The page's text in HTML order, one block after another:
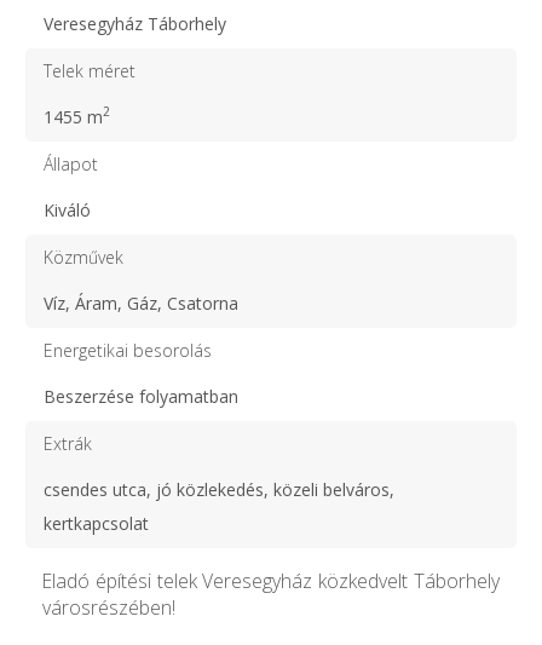
Veresegyház Táborhely
Telek méret
1455 m2
Állapot
Kiváló
Közművek
Víz, Áram, Gáz, Csatorna
Energetikai besorolás
Beszerzése folyamatban
Extrák
csendes utca, jó közlekedés, közeli belváros,
kertkapcsolat
Eladó építési telek Veresegyház közkedvelt Táborhely
városrészében!